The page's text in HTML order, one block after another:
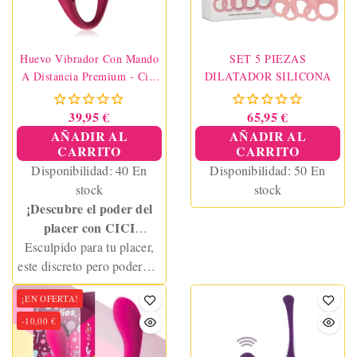
Huevo Vibrador Con Mando
A Distancia Premium - Cici
Beauty
39,95 €
AÑADIR AL
CARRITO
Disponibilidad:40 En
stock
¡Descubre el poder del
placer con CICI
BEAUTY EGG, el huevo
vibrador más potente del
mercado!
Esculpido para tu placer,
este discreto pero poderoso
huevo vibrador te ofrece
vibraciones profundas y
focalizadas en el punto G,
llevándote a orgasmos
SET 5 PIEZAS
DILATADOR SILICONA
65,95 €
AÑADIR AL
CARRITO
Disponibilidad:50 En
stock
¡EN OFERTA!
-10,00 €